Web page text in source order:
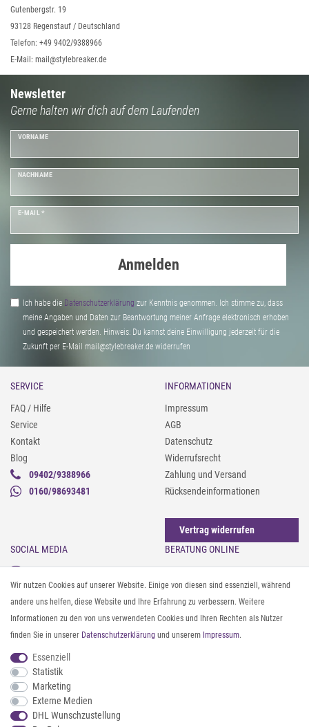
Gutenbergstr. 19
93128 Regenstauf / Deutschland
Telefon: +49 9402/9388966
E-Mail: mail@stylebreaker.de
Newsletter
Gerne halten wir dich auf dem Laufenden
VORNAME
NACHNAME
E-MAIL *
Anmelden
Ich habe die Daten­schutz­erklärung zur Kenntnis genommen. Ich stimme zu, dass
meine Angaben und Daten zur Beantwortung meiner Anfrage elektronisch erhoben
und gespeichert werden. Hinweis: Du kannst deine Einwilligung jederzeit für die
Zukunft per E-Mail mail@stylebreaker.de widerrufen
SERVICE
FAQ / Hilfe
Service
Kontakt
Blog
09402/9388966
0160/98693481
INFORMATIONEN
Impressum
AGB
Datenschutz
Widerrufsrecht
Zahlung und Versand
Rücksendeinformationen
Vertrag widerrufen
SOCIAL MEDIA
Instagram
Facebook
Pinterest
Twitter
Youtube
Threads
BERATUNG ONLINE
Gürtel messen & kürzen
Sonnenbrillen & UV-Schutz
Textilpflege
Textil- und Material-Guide
Geldbörse richtig organisieren
ZAHLUNG & VERSAND
Wir nutzen Cookies auf unserer Website. Einige von diesen sind essenziell, während
andere uns helfen, diese Website und Ihre Erfahrung zu verbessern. Weitere
Informationen zu den von uns verwendeten Cookies und Ihren Rechten als Nutzer
finden Sie in unserer Daten­schutz­erklärung und unserem Impressum.
Essenziell
Statistik
Marketing
Externe Medien
DHL Wunschzustellung